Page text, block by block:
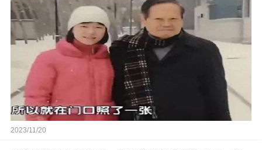
2023/11/20